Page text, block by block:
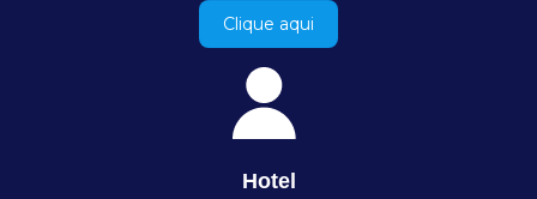
Clique aqui
Hotel